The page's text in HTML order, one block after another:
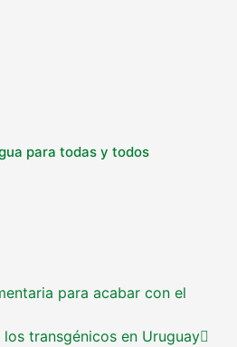
para todas y todos
para acabar con el
transgénicos en Uruguay